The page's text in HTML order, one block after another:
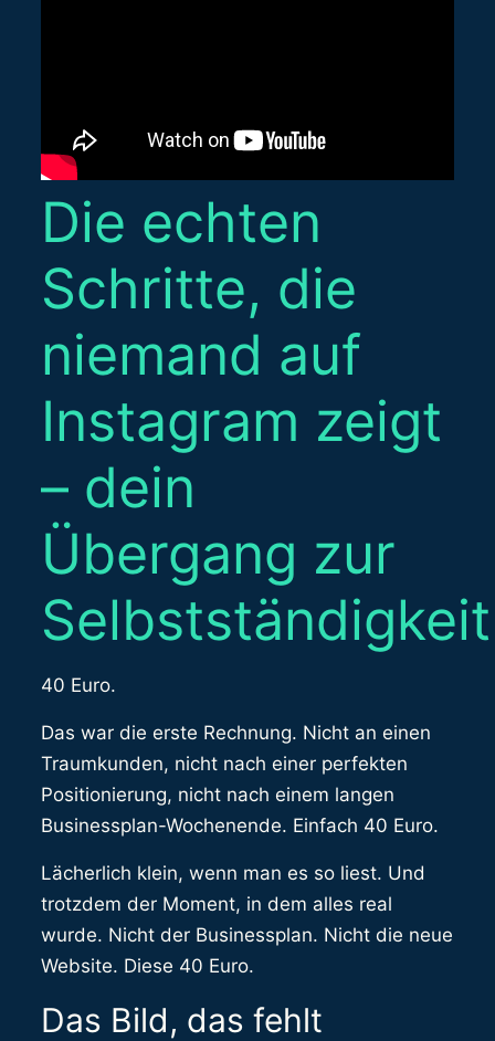
Die echten
Schritte, die
niemand auf
Instagram zeigt
– dein
Übergang zur
Selbstständigkeit
40 Euro.
Das war die erste Rechnung. Nicht an einen
Traumkunden, nicht nach einer perfekten
Positionierung, nicht nach einem langen
Businessplan-Wochenende. Einfach 40 Euro.
Lächerlich klein, wenn man es so liest. Und
trotzdem der Moment, in dem alles real
wurde. Nicht der Businessplan. Nicht die neue
Website. Diese 40 Euro.
Das Bild, das fehlt